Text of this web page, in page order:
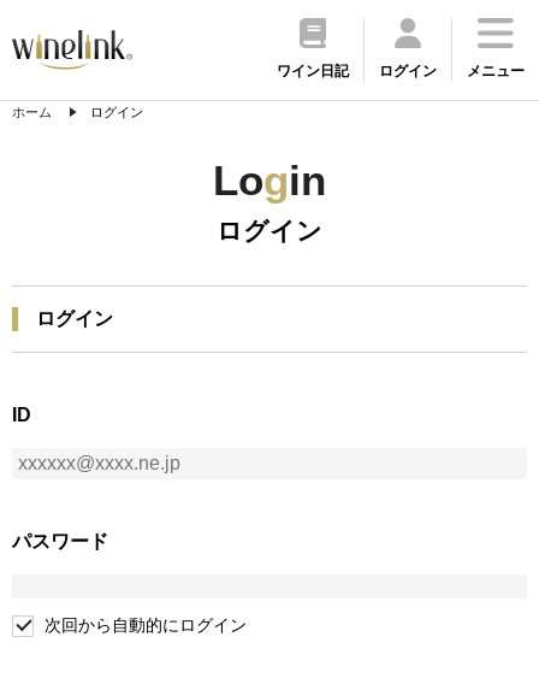
ワイン日記 ログイン メニュー
ホーム ログイン
Login
ログイン
ログイン
ID
パスワード
次回から自動的にログイン